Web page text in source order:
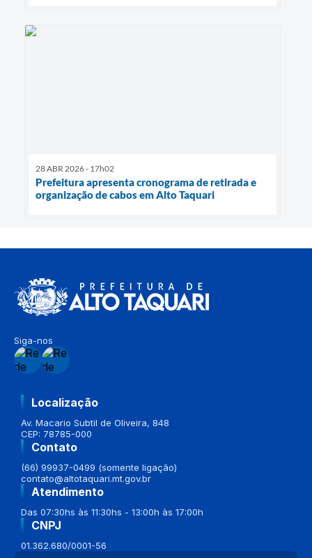
28 ABR 2026 - 17h02
Prefeitura apresenta cronograma de retirada e
organização de cabos em Alto Taquari
Siga-nos
Localização
Av. Macario Subtil de Oliveira, 848
CEP: 78785-000
Contato
(66) 99937-0499 (somente ligação)
contato@altotaquari.mt.gov.br
Atendimento
Das 07:30hs às 11:30hs - 13:00h às 17:00h
CNPJ
01.362.680/0001-56